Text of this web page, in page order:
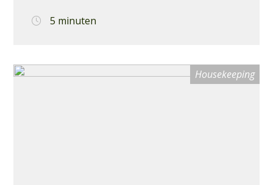
in reprehenderit in voluptate velit esse cillum
dolore eu fugiat nulla pariatur. Excepteur sint
laborum.
5 minuten
Housekeeping